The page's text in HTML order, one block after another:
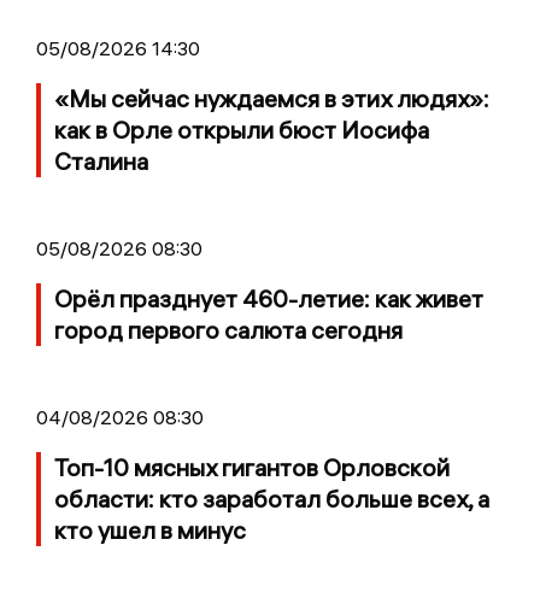
05/08/2026 14:30
«Мы сейчас нуждаемся в этих людях»:
как в Орле открыли бюст Иосифа
Сталина
05/08/2026 08:30
Орёл празднует 460-летие: как живет
город первого салюта сегодня
04/08/2026 08:30
Топ-10 мясных гигантов Орловской
области: кто заработал больше всех, а
кто ушел в минус